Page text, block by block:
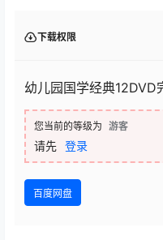
下载权限
幼儿园国学经典12DVD
您当前的等级为 游客
请先 登录
百度网盘